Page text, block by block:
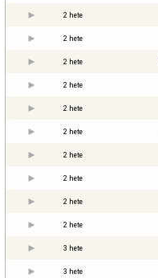
2 hete
2 hete
2 hete
2 hete
2 hete
2 hete
2 hete
2 hete
2 hete
2 hete
3 hete
3 hete